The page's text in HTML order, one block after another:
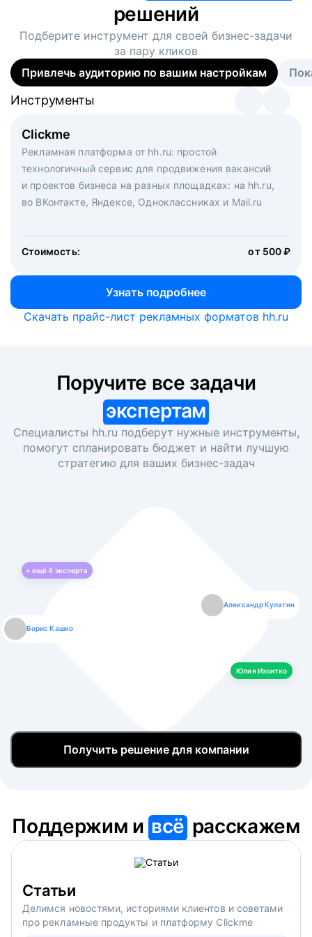
решений
Подберите инструмент для своей бизнес-задачи
за пару кликов
Привлечь аудиторию по вашим настройкам
Clickme
Рекламная платформа от hh.ru: простой
технологичный сервис для продвижения вакансий
и проектов бизнеса на разных площадках: на hh.ru,
во ВКонтакте, Яндексе, Одноклассниках и Mail.ru
Стоимость: от 500 ₽
Узнать подробнее
Инструменты
Вакансия дня
Рекламный формат для вакансий на главной странице
hh.ru. Увеличивает количество откликов
Инструменты
Массовый подбор под ключ. Решите, сколько
кандидатов и когда вам нужно, и за дело возьмутся
маркетологи, рекрутеры и проектные менеджеры
hh.ru с целым набором digital-инструментов
Инструменты
Скачать прайс-лист рекламных форматов hh.ru
экспертам
Специалисты hh.ru подберут нужные инструменты,
помогут спланировать бюджет и найти лучшую
стратегию для ваших бизнес-задач
+ ещё4 эксперта
Борис Кашко
Александр Кулагин
Юлия Изоитко
Юлия Изоитко
Даниил Макаров
Александр Кулагин
Екатерина Лазаренко
Даниил Макаров
Борис Кашко
Екатерина Лазаренко
Юлия Изоитко
Получить решение для компании
Поддержим ивсё расскажем
Статьи
Делимся новостями, историями клиентов и советами
про рекламные продукты и платформу Clickme